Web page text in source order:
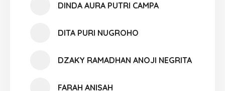
DINDA AURA PUTRI CAMPA
DITA PURI NUGROHO
DZAKY RAMADHAN ANOJI NEGRITA
FARAH ANISAH